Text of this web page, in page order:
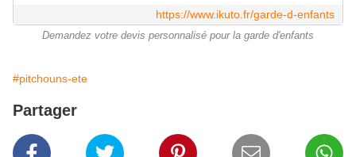
https://www.ikuto.fr/garde-d-enfants
Demandez votre devis personnalisé pour la garde d'enfants
#pitchouns-ete
Partager